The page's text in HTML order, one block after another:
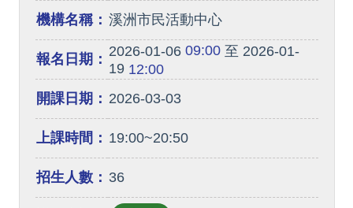
機構名稱： 溪洲市民活動中心
報名日期： 2026-01-0609:00至 2026-01-
1912:00
開課日期： 2026-03-03
上課時間： 19:00~20:50
招生人數： 36